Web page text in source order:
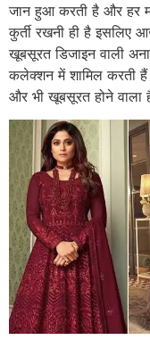
जान हुआ करती है और हर
कुर्ती रखनी ही है
खूबसूरत डिजाइन वाली
कलेक्शन में शामिल करती
और भी खूबसूरत होने वाला